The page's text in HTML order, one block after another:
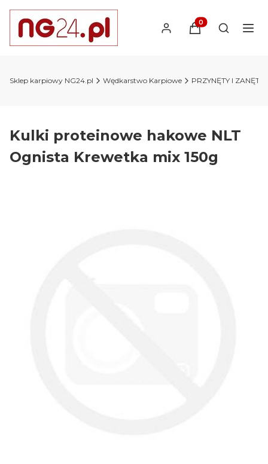
Produkty w
Otwórz
Sklep karpiowy NG24.pl Wędkarstwo Karpiowe PRZYNĘTY I ZANĘTY
Kulki proteinowe hakowe NLT
Ognista Krewetka mix 150g